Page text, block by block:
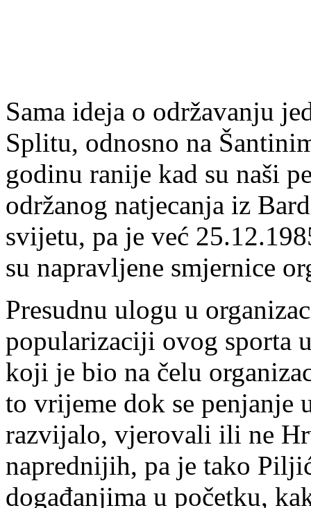
Sama ideja o održavanju
Splitu, odnosno na
godinu ranije kad su naši
održanog natjecanja iz
svijetu, pa je već
su napravljene smjernice
Presudnu ulogu u
popularizaciji ovog sporta
koji je bio na čelu
to vrijeme dok se penjanje
razvijalo, vjerovali ili ne
naprednijih, pa je tako
događanjima u početku,